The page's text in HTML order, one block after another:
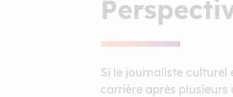
Si le journaliste culturel
carrière après plusieurs